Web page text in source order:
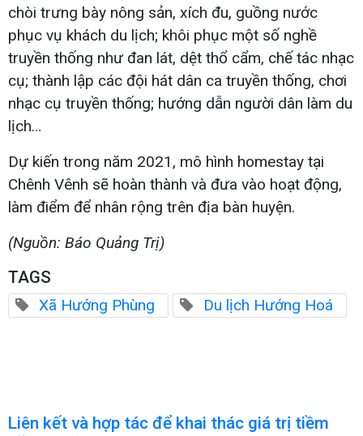
chòi trưng bày nông sản, xích đu, guồng nước
phục vụ khách du lịch; khôi phục một số nghề
truyền thống như đan lát, dệt thổ cẩm, chế tác nhạc
cụ; thành lập các đội hát dân ca truyền thống, chơi
nhạc cụ truyền thống; hướng dẫn người dân làm du
lịch…
Dự kiến trong năm 2021, mô hình homestay tại
Chênh Vênh sẽ hoàn thành và đưa vào hoạt động,
làm điểm để nhân rộng trên địa bàn huyện.
(Nguồn: Báo Quảng Trị)
TAGS
Xã Hướng Phùng Du lịch Hướng Hoá
Liên kết và hợp tác để khai thác giá trị tiềm